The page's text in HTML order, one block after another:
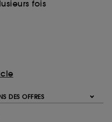
fois
DES OFFRES